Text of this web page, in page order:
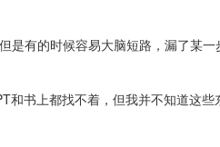
是有的时候容易大脑短路，漏了某一
书上都找不着，但我并不知道这些